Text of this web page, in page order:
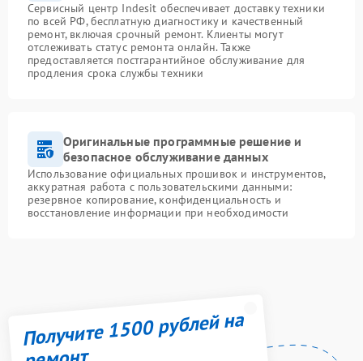
Сервисный центр Indesit обеспечивает доставку техники
по всей РФ, бесплатную диагностику и качественный
ремонт, включая срочный ремонт. Клиенты могут
отслеживать статус ремонта онлайн. Также
предоставляется постгарантийное обслуживание для
продления срока службы техники
Оригинальные программные решение и
безопасное обслуживание данных
Использование официальных прошивок и инструментов,
аккуратная работа с пользовательскими данными:
резервное копирование, конфиденциальность и
восстановление информации при необходимости
Получите 1500 рублей на